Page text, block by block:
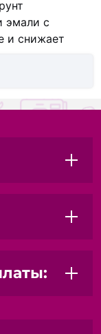
эмали с
и снижает
оснований,